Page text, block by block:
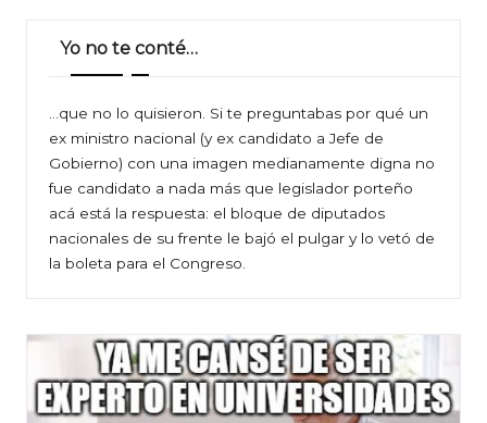
Yo no te conté…
…que no lo quisieron. Si te preguntabas por qué un
ex ministro nacional (y ex candidato a Jefe de
Gobierno) con una imagen medianamente digna no
fue candidato a nada más que legislador porteño
acá está la respuesta: el bloque de diputados
nacionales de su frente le bajó el pulgar y lo vetó de
la boleta para el Congreso.